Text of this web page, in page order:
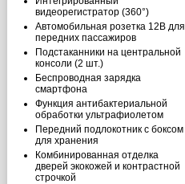
видеорегистратор (360°)
Автомобильная розетка 12В для
передних пассажиров
Подстаканники на центральной
консоли (2 шт.)
Беспроводная зарядка
смартфона
Функция антибактериальной
обработки ультрафиолетом
Передний подлокотник с боксом
для хранения
Комбинированная отделка
дверей экокожей и контрастной
строчкой